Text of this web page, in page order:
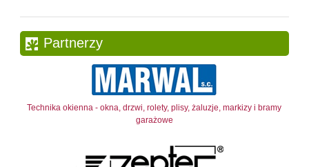
Partnerzy
Technika okienna - okna, drzwi, rolety, plisy, żaluzje, markizy i bramy
garażowe